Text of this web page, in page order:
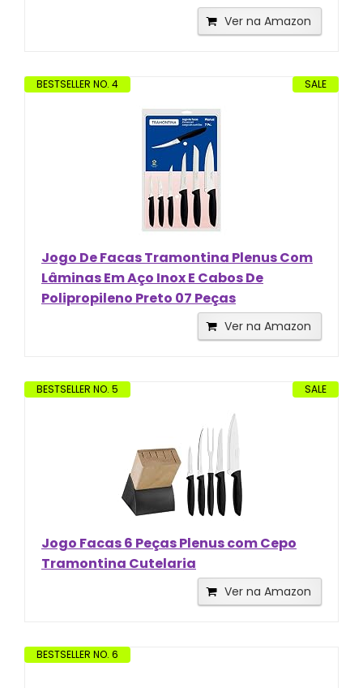
Ver na Amazon
SALE
BESTSELLER NO. 4
Jogo De Facas Tramontina Plenus Com
Lâminas Em Aço Inox E Cabos De
Polipropileno Preto 07 Peças
Ver na Amazon
SALE
BESTSELLER NO. 5
Jogo Facas 6 Peças Plenus com Cepo
Tramontina Cutelaria
Ver na Amazon
BESTSELLER NO. 6